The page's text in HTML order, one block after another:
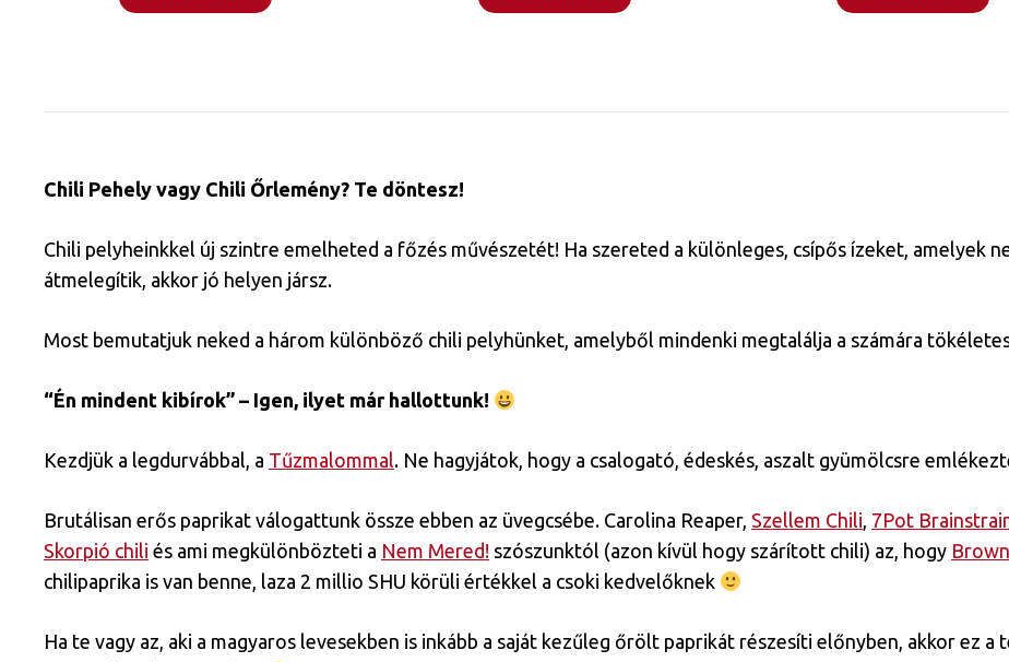
Chili Pehely vagy Chili Őrlemény? Te döntesz!
Chili pelyheinkkel új szintre emelheted a főzés művészetét! Ha szereted a különleges, csípős ízeket, amelyek
átmelegítik, akkor jó helyen jársz.
Most bemutatjuk neked a három különböző chili pelyhünket, amelyből mindenki megtalálja a számára
“Én mindent kibírok” – Igen, ilyet már hallottunk!
Kezdjük a legdurvábbal, a Tűzmalommal. Ne hagyjátok, hogy a csalogató, édeskés, aszalt gyümölcsre
Brutálisan erős paprikat válogattunk össze ebben az üvegcsébe. Carolina Reaper, Szellem Chili, 7Pot
Skorpió chili és ami megkülönbözteti a Nem Mered! szószunktól (azon kívül hogy szárított chili) az, hogy
chilipaprika is van benne, laza 2 millio SHU körüli értékkel a csoki kedvelőknek
Ha te vagy az, aki a magyaros levesekben is inkább a saját kezűleg őrölt paprikát részesíti előnyben, akkor ez a